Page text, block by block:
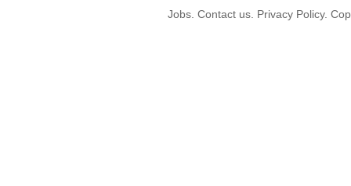
Jobs. Contact us. Privacy Policy.